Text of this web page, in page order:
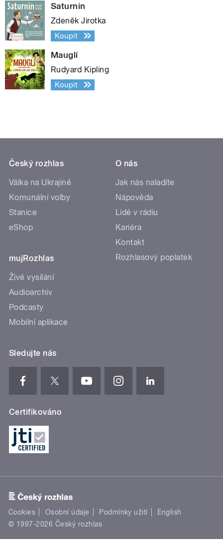
Saturnin
Zdeněk Jirotka
Koupit
Mauglí
Rudyard Kipling
Koupit
Český rozhlas
Válka na Ukrajině
Komunální volby
Stanice
eShop
mujRozhlas
Živé vysílání
Audioarchiv
Podcasty
Mobilní aplikace
O nás
Jak nás naladíte
Nápověda
Lidé v rádiu
Kariéra
Kontakt
Rozhlasový poplatek
Sledujte nás
Certifikováno
Cookies Osobní údaje Podmínky užití
English
© 1997-2026 Český rozhlas